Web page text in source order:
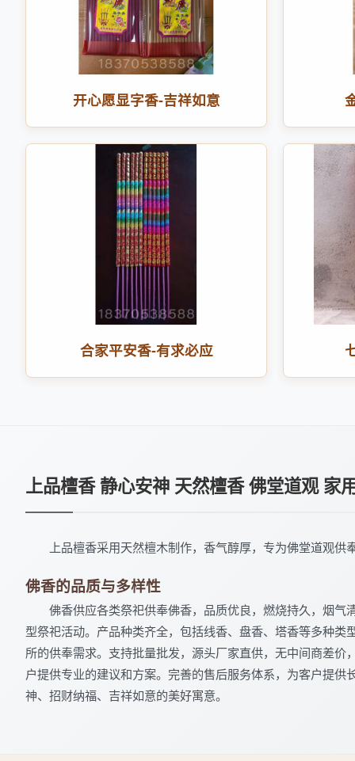
开心愿显字香-吉祥如意
合家平安香-有求必应
上品檀香 静心安神 天然檀香 佛堂道观 家
上品檀香采用天然檀木制作，香气醇厚，专为佛堂道观
佛香的品质与多样性
佛香供应各类祭祀供奉佛香，品质优良，燃烧持久，烟
型祭祀活动。产品种类齐全，包括线香、盘香、塔香等多种
所的供奉需求。支持批量批发，源头厂家直供，无中间商差
户提供专业的建议和方案。完善的售后服务体系，为客户提
神、招财纳福、吉祥如意的美好寓意。